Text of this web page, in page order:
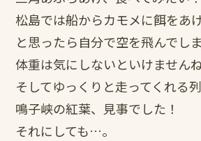
松島では船からカモメに餌をあ
と思ったら自分で空を飛んでし
体重は気にしないといけませんね
そしてゆっくりと走ってくれる
鳴子峡の紅葉、見事でした！
それにしても…。